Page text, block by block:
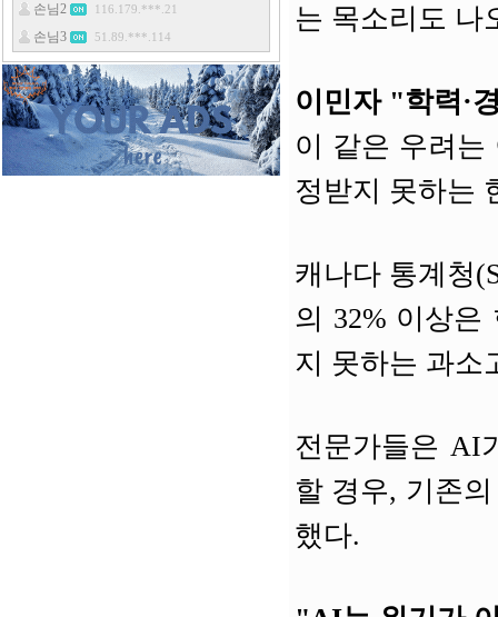
는 목소리도 나
이민자 "학력·
이 같은 우려는
정받지 못하는
캐나다 통계청
의 32% 이상은
지 못하는 과소
전문가들은 AI
할 경우, 기존
했다.